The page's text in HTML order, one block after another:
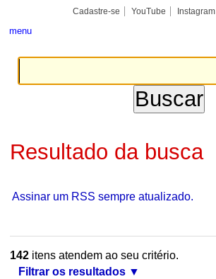
conteúdo.
Cadastre-se YouTube Instagram
menu
Resultado da busca
Assinar um RSS sempre atualizado.
142itens atendem ao seu critério.
Filtrar os resultados